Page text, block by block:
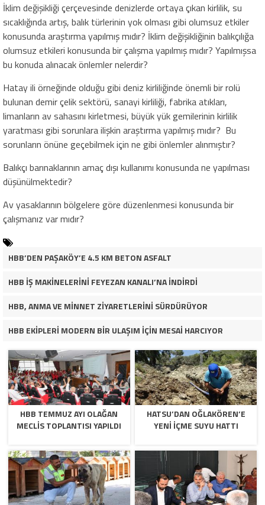
İklim değişikliği çerçevesinde denizlerde ortaya çıkan kirlilik, su
sıcaklığında artış, balık türlerinin yok olması gibi olumsuz etkiler
konusunda araştırma yapılmış mıdır? İklim değişikliğinin balıkçılığa
olumsuz etkileri konusunda bir çalışma yapılmış mıdır? Yapılmışsa
bu konuda alınacak önlemler nelerdir?
Hatay ili örneğinde olduğu gibi deniz kirliliğinde önemli bir rolü
bulunan demir çelik sektörü, sanayi kirliliği, fabrika atıkları,
limanların av sahasını kirletmesi, büyük yük gemilerinin kirlilik
yaratması gibi sorunlara ilişkin araştırma yapılmış mıdır? Bu
sorunların önüne geçebilmek için ne gibi önlemler alınmıştır?
Balıkçı barınaklarının amaç dışı kullanımı konusunda ne yapılması
düşünülmektedir?
Av yasaklarının bölgelere göre düzenlenmesi konusunda bir
çalışmanız var mıdır?
HBB’DEN PAŞAKÖY’E 4.5 KM BETON ASFALT
HBB İŞ MAKİNELERİNİ FEYEZAN KANALI’NA İNDİRDİ
HBB, ANMA VE MİNNET ZİYARETLERİNİ SÜRDÜRÜYOR
HBB EKİPLERİ MODERN BİR ULAŞIM İÇİN MESAİ HARCIYOR
HBB TEMMUZ AYI OLAĞAN
MECLİS TOPLANTISI YAPILDI
HATSU’DAN OĞLAKÖREN’E
YENİ İÇME SUYU HATTI